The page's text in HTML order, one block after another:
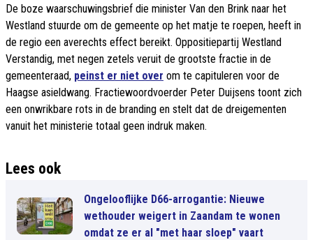
De boze waarschuwingsbrief die minister Van den Brink naar het
Westland stuurde om de gemeente op het matje te roepen, heeft in
de regio een averechts effect bereikt. Oppositiepartij Westland
Verstandig, met negen zetels veruit de grootste fractie in de
gemeenteraad, peinst er niet over om te capituleren voor de
Haagse asieldwang. Fractiewoordvoerder Peter Duijsens toont zich
een onwrikbare rots in de branding en stelt dat de dreigementen
vanuit het ministerie totaal geen indruk maken.
Lees ook
Ongelooflijke D66-arrogantie: Nieuwe
wethouder weigert in Zaandam te wonen
omdat ze er al "met haar sloep" vaart